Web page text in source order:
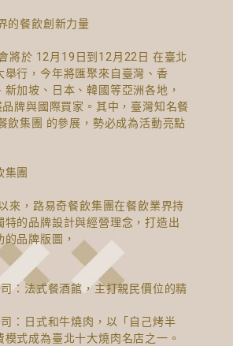
的餐飲創新力量
將於 12月19日到12月22日 在臺北
舉行，今年將匯聚來自臺灣、香
新加坡、日本、韓國等亞洲各地，
牌與國際買家。其中，臺灣知名餐
飲集團 的參展，勢必成為活動亮點
集團
來，路易奇餐飲集團在餐飲業界持
特的品牌設計與經營理念，打造出
品牌版圖，
：法式餐酒館，主打親民價位的精
：日式和牛燒肉，以「自己烤半
模式成為臺北十大燒肉名店之一。